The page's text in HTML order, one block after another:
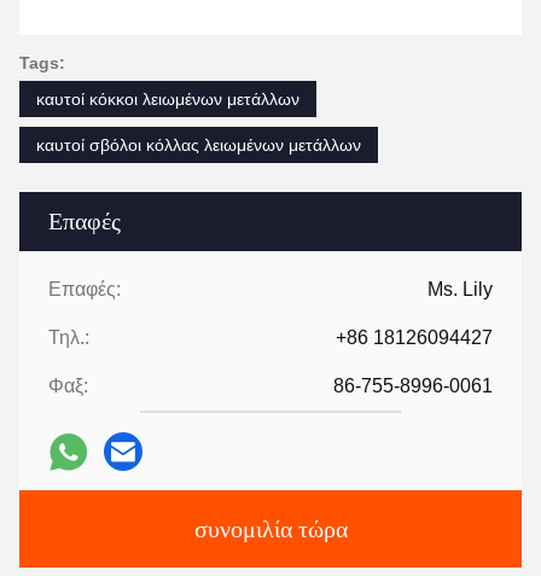
Επαφές
Επαφές: Ms. Lily
Τηλ.: +86 18126094427
Φαξ: 86-755-8996-0061
συνομιλία τώρα
Tags:
καυτοί κόκκοι λειωμένων μετάλλων
καυτοί σβόλοι κόλλας λειωμένων μετάλλων